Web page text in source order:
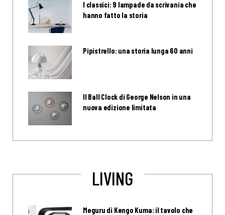
I classici: 9 lampade da scrivania che
hanno fatto la storia
Pipistrello: una storia lunga 60 anni
Il Ball Clock di George Nelson in una
nuova edizione limitata
LIVING
Meguru di Kengo Kuma: il tavolo che